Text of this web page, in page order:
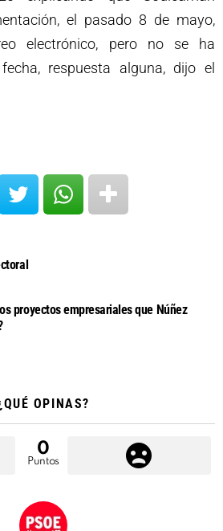
el pasado 8 de mayo,
electrónico, pero no se ha
respuesta alguna, dijo el
proyectos empresariales que Núñez
OPINAS?
0
Puntos